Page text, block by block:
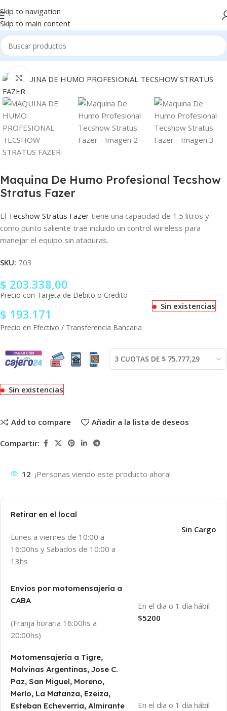
Skip to navigation
Skip to main content
Inicio Iluminación Efectos atmosféricos Humo
Clic para ampliar
Maquina De Humo Profesional Tecshow
Stratus Fazer
El Tecshow Stratus Fazer tiene una capacidad de 1.5 litros y
como punto saliente trae incluido un control wireless para
manejar el equipo sin ataduras.
SKU: 703
$ 203.338,00
Precio con Tarjeta de Debito o Credito
$ 193.171
Precio en Efectivo / Transferencia Bancaria
Sin existencias
Sin existencias
Add to compare Añadir a la lista de deseos
Compartir:
12 ¡Personas viendo este producto ahora!
Retirar en el local
Lunes a viernes de 10:00 a
16:00hs y Sabados de 10:00 a
13hs
Sin Cargo
Envios por motomensajería a
CABA
(Franja horaria 16:00hs a
20:00hs)
En el dia o 1 día hábil
$5200
Motomensajería a Tigre,
Malvinas Argentinas, Jose C.
Paz, San Miguel, Moreno,
Merlo, La Matanza, Ezeiza,
Esteban Echeverria, Almirante
En el dia o 1 día hábil